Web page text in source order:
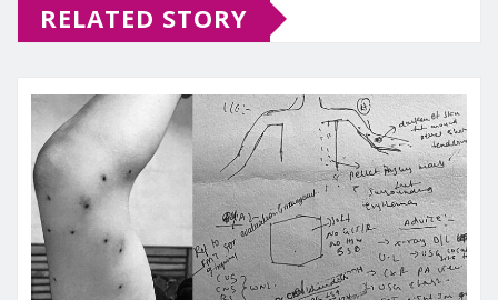
RELATED STORY